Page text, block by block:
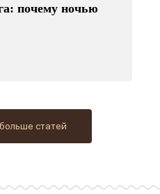
почему ночью
статей